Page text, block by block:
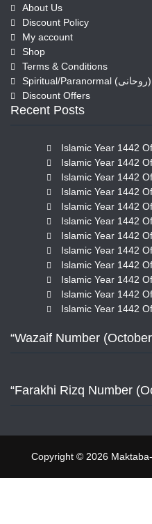
About Us
Discount Policy
My account
Shop
Terms & Conditions
Spiritual/Paranormal (روحانی)
Discount Offers
Recent Posts
Islamic Year 1442
Islamic Year 1442
Islamic Year 1442
Islamic Year 1442
Islamic Year 1442
Islamic Year 1442
Islamic Year 1442
Islamic Year 1442
Islamic Year 1442
Islamic Year 1442
Islamic Year 1442
Islamic Year 1442
“Wazaif Number
“Farakhi Rizq Number
Copyright © 2026